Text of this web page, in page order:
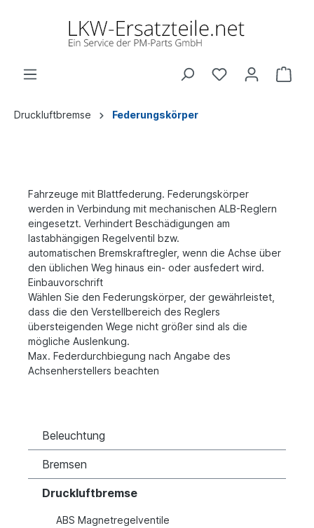
Druckluftbremse Federungskörper
Fahrzeuge mit Blattfederung. Federungskörper
werden in Verbindung mit mechanischen ALB-Reglern
eingesetzt. Verhindert Beschädigungen am
lastabhängigen Regelventil bzw.
automatischen Bremskraftregler, wenn die Achse über
den üblichen Weg hinaus ein- oder ausfedert wird.
Einbauvorschrift
Wählen Sie den Federungskörper, der gewährleistet,
dass die den Verstellbereich des Reglers
übersteigenden Wege nicht größer sind als die
mögliche Auslenkung.
Max. Federdurchbiegung nach Angabe des
Achsenherstellers beachten
Beleuchtung
Bremsen
Druckluftbremse
ABS Magnetregelventile